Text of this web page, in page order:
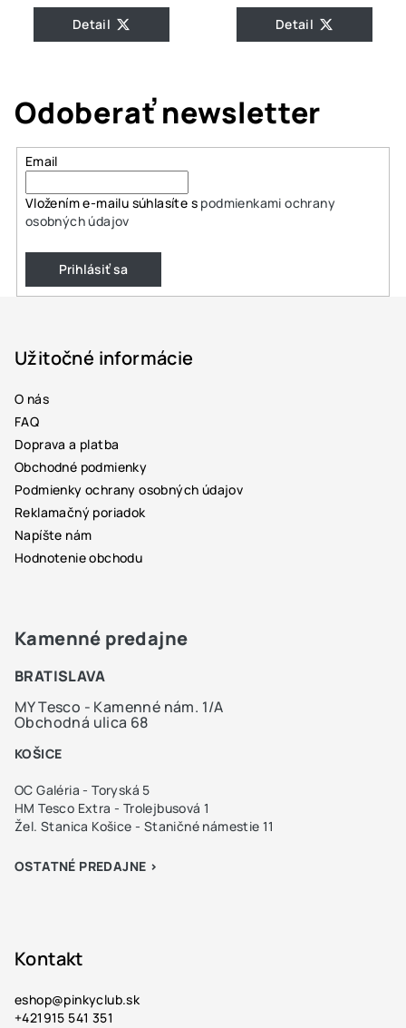
Detail Detail
Odoberať newsletter
Email
Vložením e-mailu súhlasíte s podmienkami ochrany
osobných údajov
Prihlásiť sa
Užitočné informácie
O nás
FAQ
Doprava a platba
Obchodné podmienky
Podmienky ochrany osobných údajov
Reklamačný poriadok
Napíšte nám
Hodnotenie obchodu
Kamenné predajne
BRATISLAVA
MY Tesco - Kamenné nám. 1/A
Obchodná ulica 68
KOŠICE
OC Galéria - Toryská 5
HM Tesco Extra - Trolejbusová 1
Žel. Stanica Košice - Staničné námestie 11
OSTATNÉ PREDAJNE >
Kontakt
eshop@pinkyclub.sk
+421915 541 351